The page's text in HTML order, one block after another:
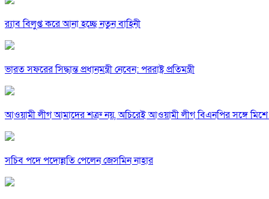
র‍্যাব বিলুপ্ত করে আনা হচ্ছে নতুন বাহিনী
ভারত সফরের সিদ্ধান্ত প্রধানমন্ত্রী নেবেন: পররাষ্ট্র প্রতিমন্ত্রী
আওয়ামী লীগ আমাদের শত্রু নয়, অচিরেই আওয়ামী লীগ বিএনপির সঙ্গে
সচিব পদে পদোন্নতি পেলেন জেসমিন নাহার